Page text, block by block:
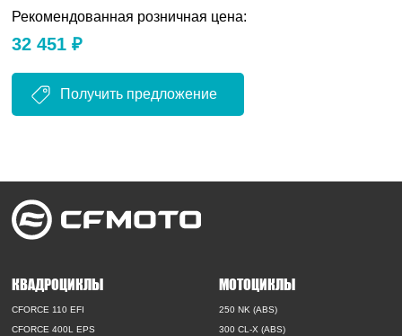
Рекомендованная розничная цена:
32 451 ₽
Получить предложение
КВАДРОЦИКЛЫ
CFORCE 110 EFI
CFORCE 400L EPS
МОТОЦИКЛЫ
250 NK (ABS)
300 CL-X (ABS)